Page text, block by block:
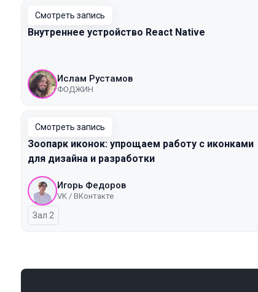
Смотреть запись
Внутреннее устройство React Native
Ислам Рустамов
ФОДЖИН
Смотреть запись
Зоопарк иконок: упрощаем работу с иконками
для дизайна и разработки
Игорь Федоров
VK / ВКонтакте
Зал 2